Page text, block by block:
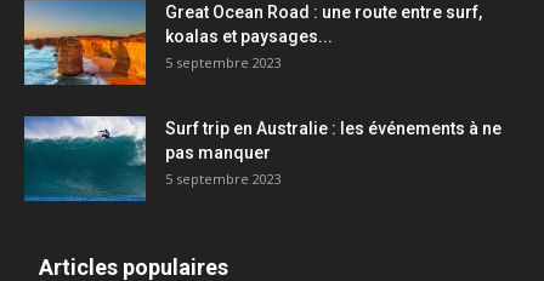
Great Ocean Road : une route entre surf,
koalas et paysages...
5 septembre 2023
Surf trip en Australie : les événements à ne
pas manquer
5 septembre 2023
Articles populaires